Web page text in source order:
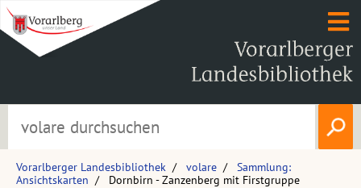
Vorarlberger Landesbibliothek volare
Sammlung:
Ansichtskarten
Dornbirn - Zanzenberg mit Firstgruppe